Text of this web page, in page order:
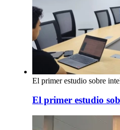
El primer estudio sobre
El primer estudio